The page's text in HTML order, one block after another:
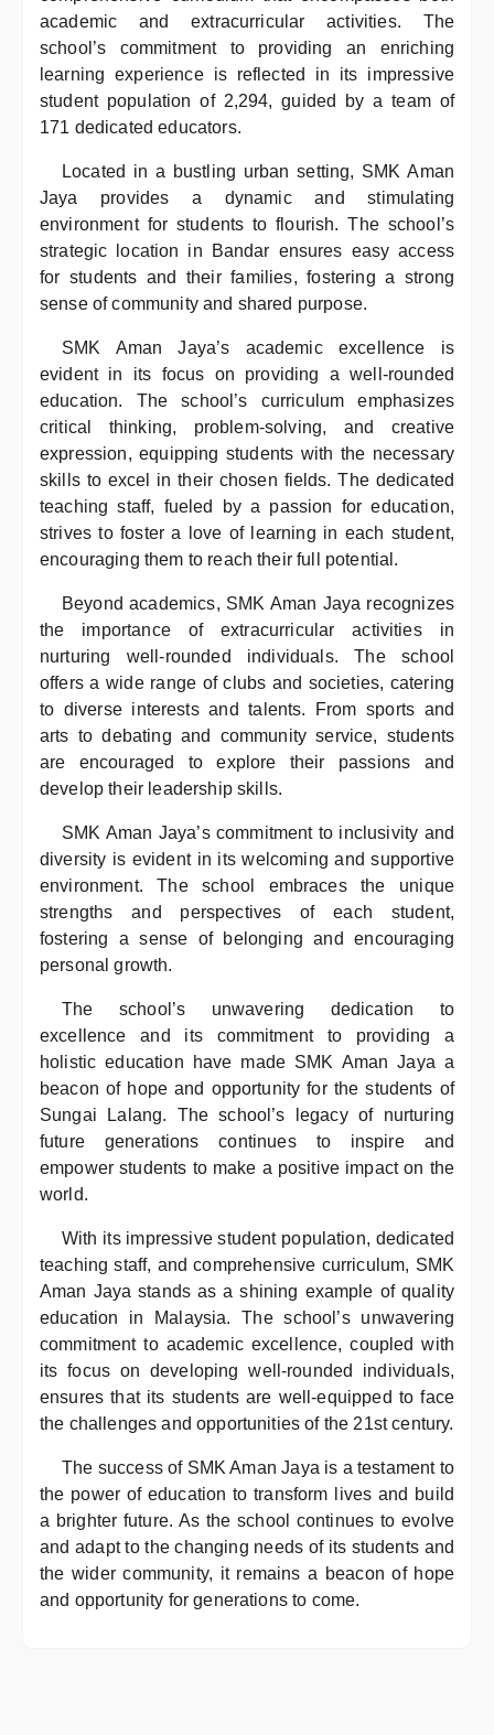
academic and extracurricular activities. The
school’s commitment to providing an enriching
learning experience is reflected in its impressive
student population of 2,294, guided by a team of
171 dedicated educators.
Located in a bustling urban setting, SMK Aman
Jaya provides a dynamic and stimulating
environment for students to flourish. The school’s
strategic location in Bandar ensures easy access
for students and their families, fostering a strong
sense of community and shared purpose.
SMK Aman Jaya’s academic excellence is
evident in its focus on providing a well-rounded
education. The school’s curriculum emphasizes
critical thinking, problem-solving, and creative
expression, equipping students with the necessary
skills to excel in their chosen fields. The dedicated
teaching staff, fueled by a passion for education,
strives to foster a love of learning in each student,
encouraging them to reach their full potential.
Beyond academics, SMK Aman Jaya recognizes
the importance of extracurricular activities in
nurturing well-rounded individuals. The school
offers a wide range of clubs and societies, catering
to diverse interests and talents. From sports and
arts to debating and community service, students
are encouraged to explore their passions and
develop their leadership skills.
SMK Aman Jaya’s commitment to inclusivity and
diversity is evident in its welcoming and supportive
environment. The school embraces the unique
strengths and perspectives of each student,
fostering a sense of belonging and encouraging
personal growth.
The school’s unwavering dedication to
excellence and its commitment to providing a
holistic education have made SMK Aman Jaya a
beacon of hope and opportunity for the students of
Sungai Lalang. The school’s legacy of nurturing
future generations continues to inspire and
empower students to make a positive impact on the
world.
With its impressive student population, dedicated
teaching staff, and comprehensive curriculum, SMK
Aman Jaya stands as a shining example of quality
education in Malaysia. The school’s unwavering
commitment to academic excellence, coupled with
its focus on developing well-rounded individuals,
ensures that its students are well-equipped to face
the challenges and opportunities of the 21st century.
The success of SMK Aman Jaya is a testament to
the power of education to transform lives and build
a brighter future. As the school continues to evolve
and adapt to the changing needs of its students and
the wider community, it remains a beacon of hope
and opportunity for generations to come.